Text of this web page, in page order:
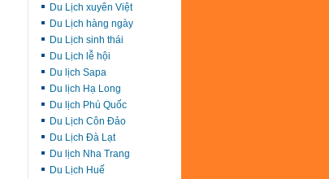
Du Lịch xuyên Việt
Du Lịch hàng ngày
Du Lịch sinh thái
Du Lịch lễ hội
Du lịch Sapa
Du lịch Hạ Long
Du lịch Phú Quốc
Du Lịch Côn Đảo
Du Lịch Đà Lạt
Du lịch Nha Trang
Du Lịch Huế